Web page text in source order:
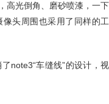
高光倒角、磨砂喷漆，一下
头周围也采用了同样的工
note3“车缝线”的设计，视